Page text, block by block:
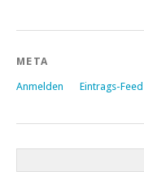
META
Anmelden Eintrags-Feed